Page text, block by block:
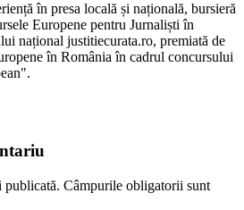
în presa locală și națională, bursieră
Europene pentru Jurnaliști în
național justitiecurata.ro, premiată de
în România în cadrul concursului
publicată. Câmpurile obligatorii sunt